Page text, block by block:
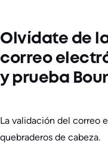
Olvídate de
correo
y prueba
La validación del correo
quebraderos de cabeza.